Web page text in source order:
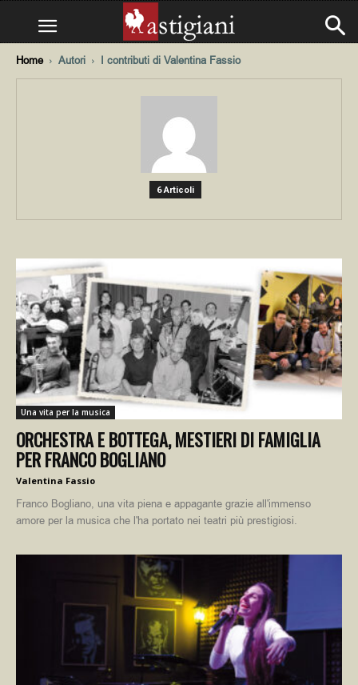
Home Autori I contributi di Valentina Fassio
6 Articoli
Una vita per la musica
ORCHESTRA E BOTTEGA, MESTIERI DI FAMIGLIA
PER FRANCO BOGLIANO
Valentina Fassio
Franco Bogliano, una vita piena e appagante grazie all'immenso
amore per la musica che l'ha portato nei teatri più prestigiosi.